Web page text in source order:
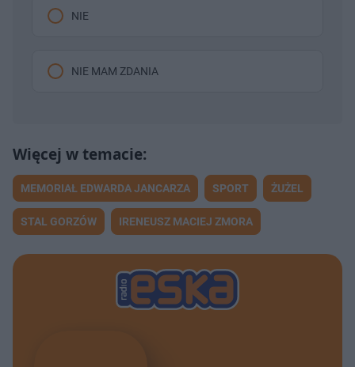
NIE
NIE MAM ZDANIA
MEMORIAŁ EDWARDA JANCARZA SPORT ŻUŻEL
STAL GORZÓW IRENEUSZ MACIEJ ZMORA